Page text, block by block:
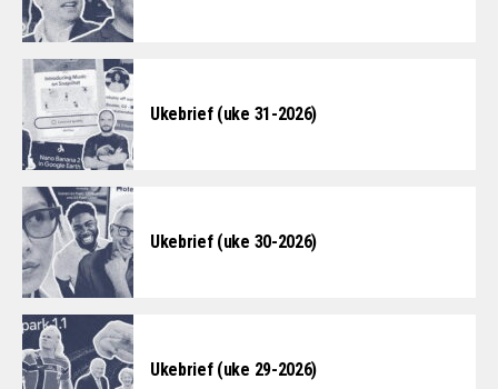
Ukebrief (uke 31-2026)
Ukebrief (uke 30-2026)
Ukebrief (uke 29-2026)